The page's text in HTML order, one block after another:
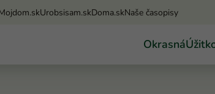
Urobsisam.skDoma.skNaše časopisy
Okrasná